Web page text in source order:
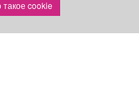
такое cookie